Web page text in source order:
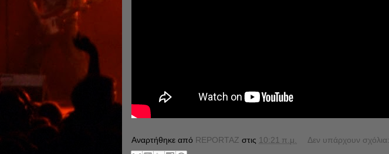
Αναρτήθηκε από REPORTAZ στις 10:21 π.μ. Δεν υπάρχουν σχόλια: